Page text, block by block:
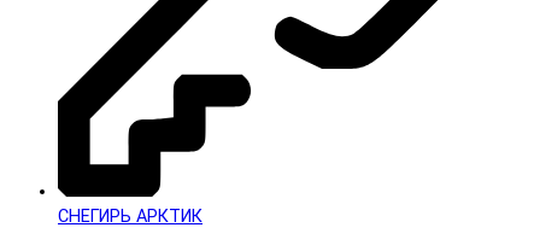
СНЕГИРЬ АРКТИК